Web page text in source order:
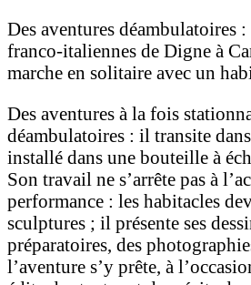
Des aventures déambulatoires
franco-italiennes de Digne à
marche en solitaire avec un
Des aventures à la fois
déambulatoires : il transite
installé dans une bouteille à
Son travail ne s’arrête pas à
performance : les habitacles
sculptures ; il présente ses
préparatoires, des
l’aventure s’y prête, à